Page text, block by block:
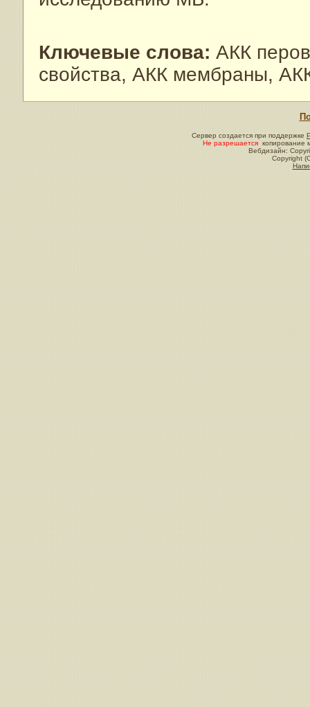
Ключевые слова: АКК
свойства, АКК мембраны,
Сервер создается при поддержке
Не разрешается копирование
Вебдизайн:
Copyright